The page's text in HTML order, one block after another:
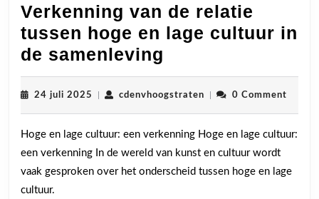
Verkenning van de relatie
tussen hoge en lage cultuur in
de samenleving
van
de
relatie
tussen
hoge
en
24 juli 2025 24
cdenvhoogstratencdenvhoogstraten
0 Comment
Hoge en lage cultuur: een verkenning Hoge en lage cultuur:
een verkenning In de wereld van kunst en cultuur wordt
vaak gesproken over het onderscheid tussen hoge en lage
cultuur.